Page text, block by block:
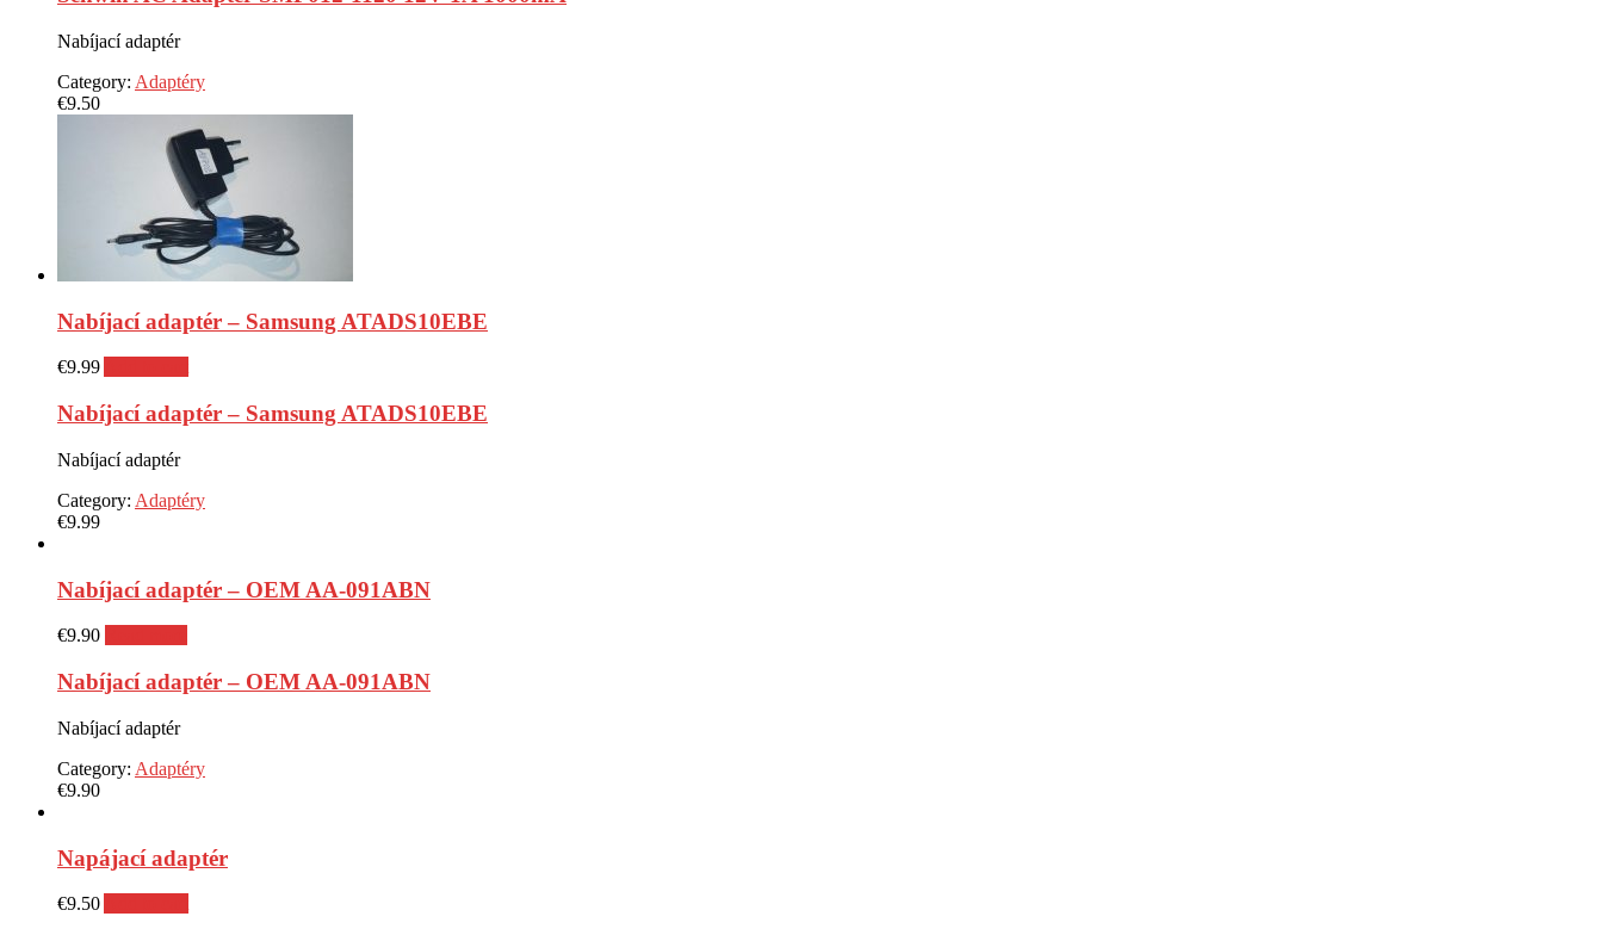
Nabíjací adaptér
Category: Adaptéry
€9.50
Nabíjací adaptér – Samsung ATADS10EBE
€9.99
Nabíjací adaptér – Samsung ATADS10EBE
Nabíjací adaptér
Category: Adaptéry
€9.99
Nabíjací adaptér – OEM AA-091ABN
€9.90
Nabíjací adaptér – OEM AA-091ABN
Nabíjací adaptér
Category: Adaptéry
€9.90
Napájací adaptér
€9.50